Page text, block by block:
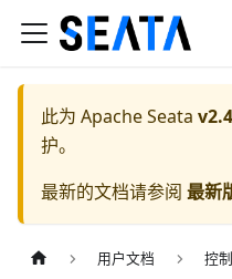
此为 Apache Seata v2.4
护。
最新的文档请参阅 最新
用户文档 控